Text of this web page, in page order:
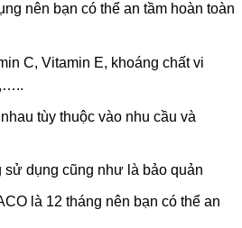
nên bạn có thể an tầm hoàn toàn
C, Vitamin E, khoáng chất vi
tùy thuộc vào nhu cầu và
dụng cũng như là bảo quản
là 12 tháng nên bạn có thể an